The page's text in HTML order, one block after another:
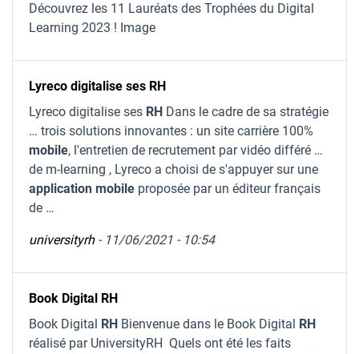
Découvrez les 11 Lauréats des Trophées du Digital
Learning 2023 ! Image
Lyreco digitalise ses RH
Lyreco digitalise ses RH Dans le cadre de sa stratégie
… trois solutions innovantes : un site carrière 100%
mobile, l'entretien de recrutement par vidéo différé …
de m-learning , Lyreco a choisi de s'appuyer sur une
application mobile proposée par un éditeur français
de …
universityrh- 11/06/2021 - 10:54
Book Digital RH
Book Digital
RH Bienvenue dans le Book Digital
RH
réalisé par UniversityRH Quels ont été les faits